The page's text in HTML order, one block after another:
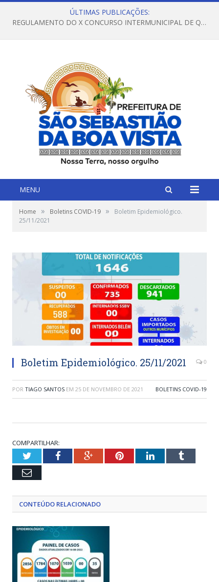
ÚLTIMAS PUBLICAÇÕES:
REGULAMENTO DO X CONCURSO INTERMUNICIPAL DE QUADRILHAS JUNINAS – 2026 – ARRAIÁ DA VENEZA
MENU
Home » Boletins COVID-19 »
Boletim Epidemiológico.
25/11/2021
Boletim Epidemiológico. 25/11/2021 0
POR TIAGO SANTOS EM 25 DE NOVEMBRO DE 2021 BOLETINS COVID-19
COMPARTILHAR:
TwitterFacebookGoogle+PinterestLinkedInTumblr
Email
CONTEÚDO RELACIONADO